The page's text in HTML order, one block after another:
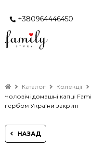
+380964446450
Каталог Колекції
Чоловічі домашні капці
гербом України закриті
НАЗАД